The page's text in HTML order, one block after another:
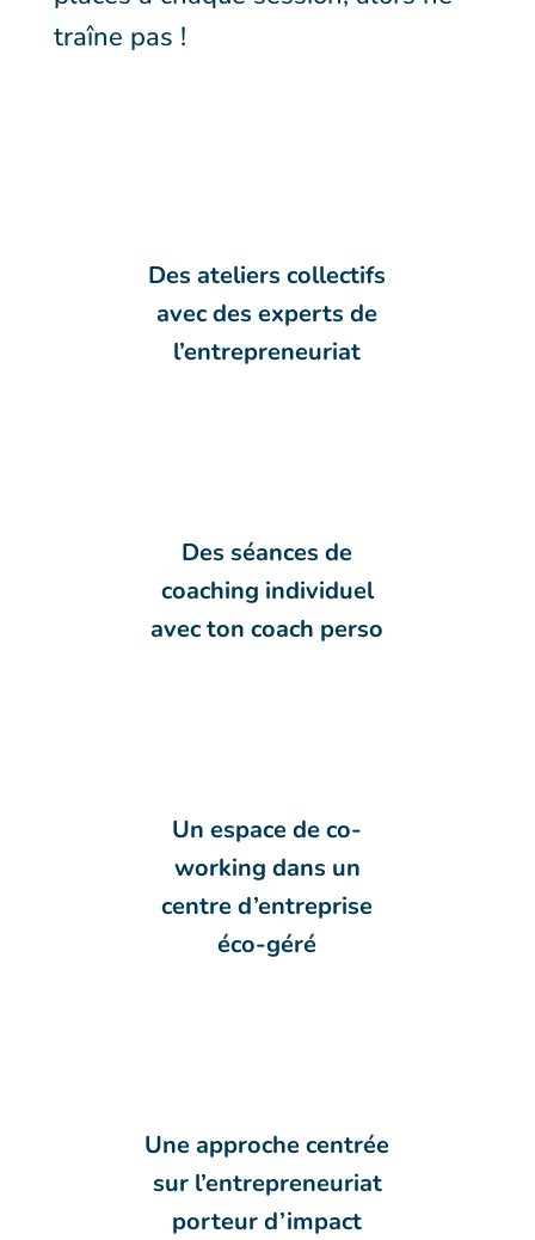
traîne pas !
Des ateliers collectifs
avec des experts de
l’entrepreneuriat
Des séances de
coaching individuel
avec ton coach perso
Un espace de co-
working dans un
centre d’entreprise
éco-géré
Une approche centrée
sur l’entrepreneuriat
porteur d’impact